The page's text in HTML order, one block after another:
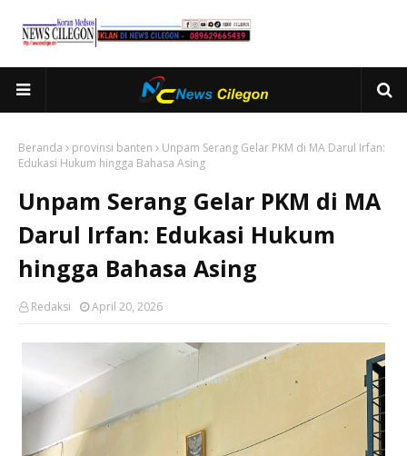
Beranda provinsi banten
Unpam Serang Gelar PKM di MA Darul Irfan:
Edukasi Hukum hingga Bahasa Asing
Unpam Serang Gelar PKM di MA
Darul Irfan: Edukasi Hukum
hingga Bahasa Asing
Redaksi April 20, 2026